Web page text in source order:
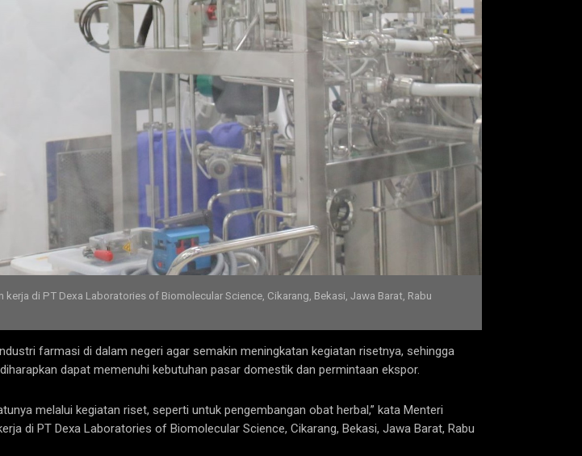
di PT Dexa Laboratories of Biomolecular Science, Cikarang, Bekasi, Jawa Barat, Rabu
farmasi di dalam negeri agar semakin meningkatan kegiatan risetnya, sehingga
dapat memenuhi kebutuhan pasar domestik dan permintaan ekspor.
melalui kegiatan riset, seperti untuk pengembangan obat herbal,” kata Menteri
di PT Dexa Laboratories of Biomolecular Science, Cikarang, Bekasi, Jawa Barat, Rabu